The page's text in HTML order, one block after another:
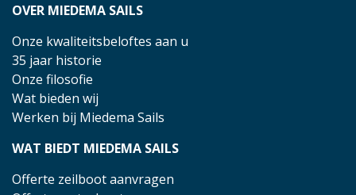
OVER MIEDEMA SAILS
Onze kwaliteitsbeloftes aan u
35 jaar historie
Onze filosofie
Wat bieden wij
Werken bij Miedema Sails
WAT BIEDT MIEDEMA SAILS
Offerte zeilboot aanvragen